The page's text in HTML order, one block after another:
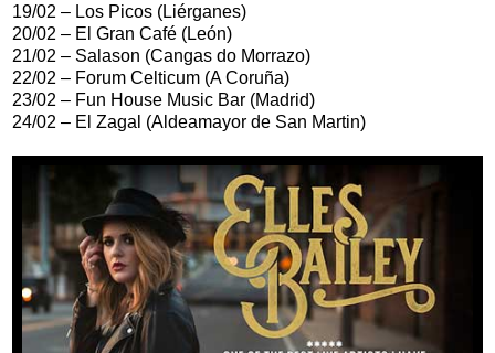
19/02 – Los Picos (Liérganes)
20/02 – El Gran Café (León)
21/02 – Salason (Cangas do Morrazo)
22/02 – Forum Celticum (A Coruña)
23/02 – Fun House Music Bar (Madrid)
24/02 – El Zagal (Aldeamayor de San Martin)